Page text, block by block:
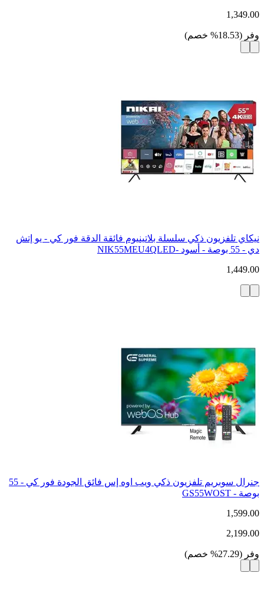
1,349.00
وفر (
18.53
% خصم)
نيكاي تلفزيون ذكي سلسلة بلاتينيوم فائقة الدقة فور كي - يو إتش
دي - 55 بوصة - أسود -NIK55MEU4QLED
1,449.00
جنرال سوبريم تلفزيون ذكي ويب اوه إس فائق الجودة فور كي - 55
بوصة - GS55WOST
1,599.00
2,199.00
وفر (
27.29
% خصم)